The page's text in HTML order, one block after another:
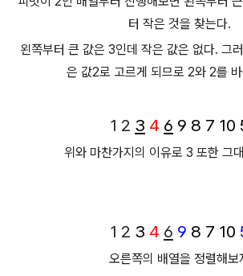
터 작은 것을 찾는다.
왼쪽부터 큰 값은 3인데 작은 값은 없다. 그
은 값2로 고르게 되므로 2와 2를
1 2 3 4 6 9 8 7 10
위와 마찬가지의 이유로 3 또한 그
1 2 3 4 6 9 8 7 10
오른쪽의 배열을 정렬해보